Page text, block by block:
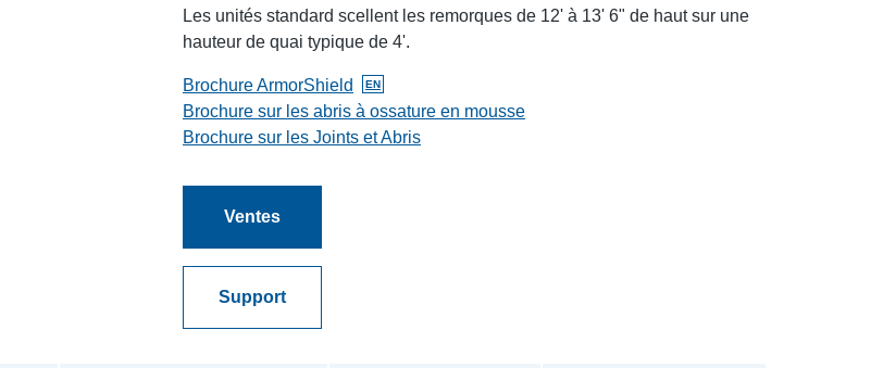
Les unités standard scellent les remorques de 12' à 13' 6" de haut sur une
hauteur de quai typique de 4'.
Brochure ArmorShield EN
BlueGiant.General.DocumentOnlyAvailableAnglais
Brochure sur les abris à ossature en mousse
Brochure sur les Joints et Abris
Ventes
Support